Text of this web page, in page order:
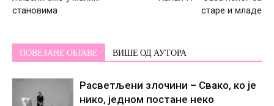
становима
старе и младе
ПОВЕЗАНЕ ОБЈАВЕ ВИШЕ ОД АУТОРА
Расветљени злочини – Свако, ко је
нико, једном постане некo